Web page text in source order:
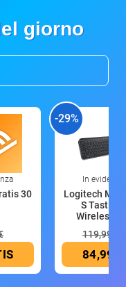
giorno
30
-29%
In evidenza
Logitech MX
S Tastiera
Wireless
119,99 €
84,99 €